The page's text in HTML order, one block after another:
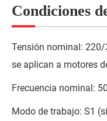
Condiciones
Tensión nominal: 220/
se aplican a motores
Frecuencia nominal:
Modo de trabajo: S1